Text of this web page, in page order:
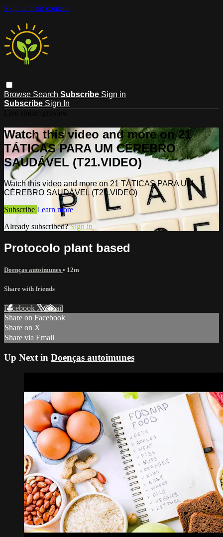
Skip to main content
Browse Search Subscribe Sign in
Subscribe Sign In
Watch this video and more on 21
TÁTICAS PARA UM CÉREBRO
SAUDÁVEL (T21.VIDEO)
Watch this video and more on 21 TÁTICAS PARA UM
CÉREBRO SAUDÁVEL (T21.VIDEO)
Subscribe Learn more
Already subscribed?Sign in
Protocolo plant based
Doenças autoimunes • 12m
Share with friends
Facebook XEmail
Share on Facebook
Share on X
Share via Email
Up Next in Doenças autoimunes